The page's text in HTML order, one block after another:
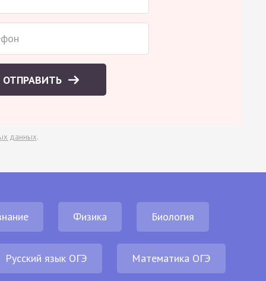
ОТПРАВИТЬ
данных.
Физика Биология
Русский язык ОГЭ Математика ОГЭ